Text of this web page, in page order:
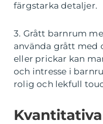
färgstarka detaljer.
3. Grått barnrum
använda grått med
eller prickar kan
och intresse i
rolig och lekfull